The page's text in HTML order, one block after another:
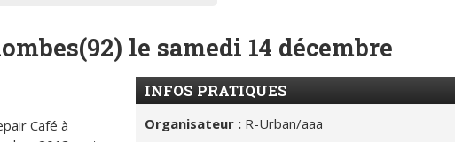
le samedi 14 décembre
INFOS PRATIQUES
Organisateur : R-Urban/aaa
Café à